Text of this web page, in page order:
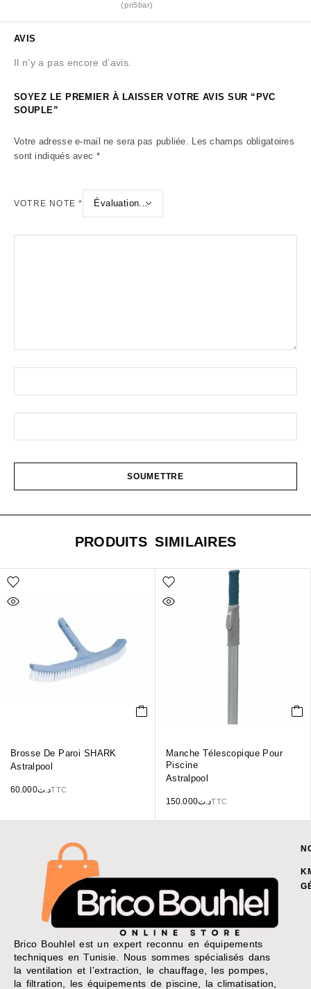
(pn5bar)
AVIS
Il n’y a pas encore d’avis.
SOYEZ LE PREMIER À LAISSER VOTRE AVIS SUR “PVC
SOUPLE”
Votre adresse e-mail ne sera pas publiée. Les champs obligatoires
sont indiqués avec *
VOTRE NOTE*
PRODUITS SIMILAIRES
Brosse De Paroi SHARK
Astralpool
د.ت60.000 TTC
Manche Télescopique Pour
Piscine
Astralpool
د.ت150.000 TTC
Brico Bouhlel est un expert reconnu en équipements
techniques en Tunisie. Nous sommes spécialisés dans
la ventilation et l’extraction, le chauffage, les pompes,
la filtration, les équipements de piscine, la climatisation,